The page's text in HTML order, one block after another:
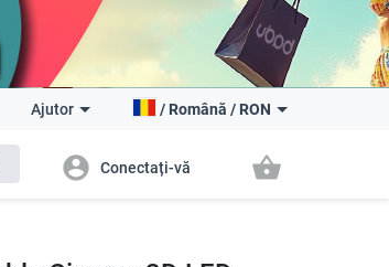
Ajutor / Română / RON
account_circle Conectați-vă shopping_basket